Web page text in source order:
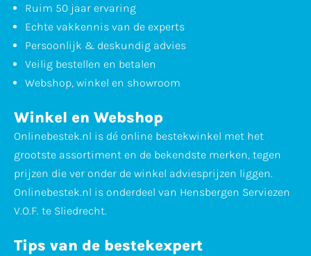
Ruim 50 jaar ervaring
Echte vakkennis van de experts
Persoonlijk & deskundig advies
Veilig bestellen en betalen
Webshop, winkel en showroom
Winkel en Webshop
Onlinebestek.nl is dé online bestekwinkel met het
grootste assortiment en de bekendste merken, tegen
prijzen die ver onder de winkel adviesprijzen liggen.
Onlinebestek.nl is onderdeel van Hensbergen Serviezen
V.O.F. te Sliedrecht.
Tips van de bestekexpert